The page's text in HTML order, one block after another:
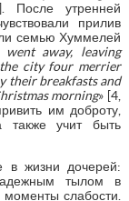
утренней
прилив
семью Хуммелей
away, leaving
city four merrier
their breakfasts and
morning» [4,
им доброту,
также учит быть
в жизни дочерей:
тылом в
слабости.